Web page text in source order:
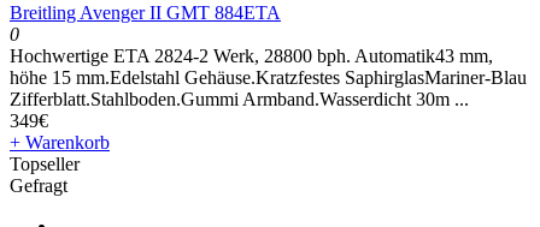
Breitling Avenger II GMT 884ETA
0
Hochwertige ETA 2824-2 Werk, 28800 bph. Automatik43 mm,
höhe 15 mm.Edelstahl Gehäuse.Kratzfestes SaphirglasMariner-Blau
Zifferblatt.Stahlboden.Gummi Armband.Wasserdicht 30m ...
349€
+ Warenkorb
Topseller
Gefragt